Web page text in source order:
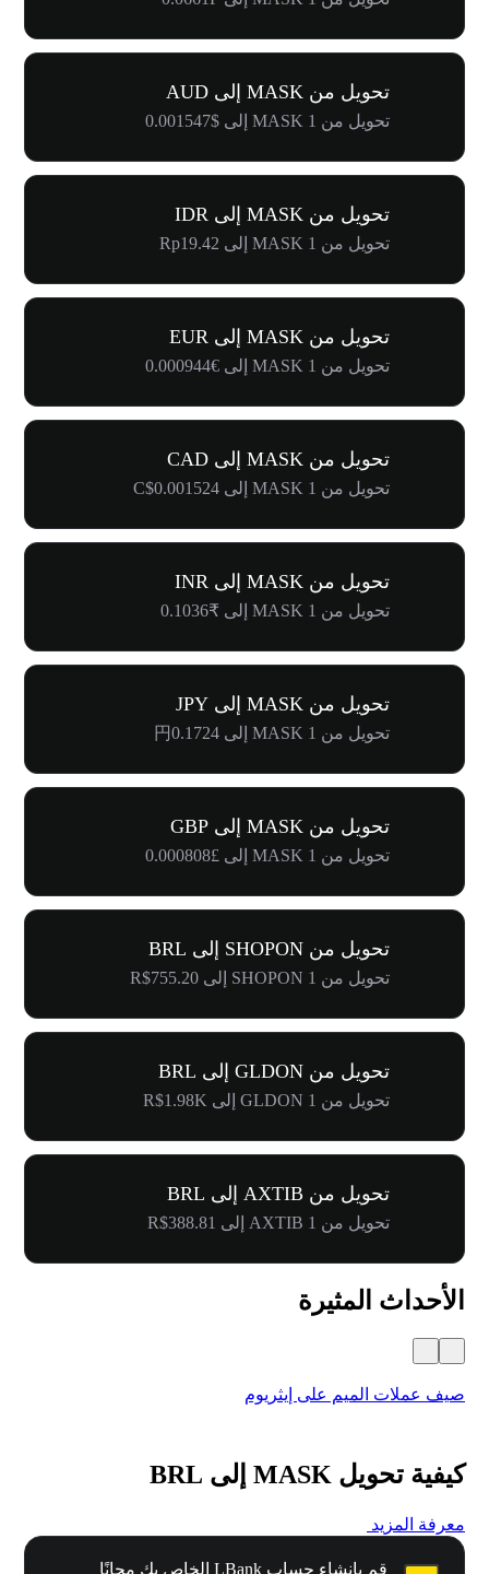
تحويل من MASK إلى AUD
تحويل من 1 MASK إلى $0.001547
تحويل من MASK إلى IDR
تحويل من 1 MASK إلى Rp19.42
تحويل من MASK إلى EUR
تحويل من 1 MASK إلى €0.000944
تحويل من MASK إلى CAD
تحويل من 1 MASK إلى C$0.001524
تحويل من MASK إلى INR
تحويل من 1 MASK إلى ₹0.1036
تحويل من MASK إلى JPY
تحويل من 1 MASK إلى 円0.1724
تحويل من MASK إلى GBP
تحويل من 1 MASK إلى £0.000808
تحويل من SHOPON إلى BRL
تحويل من 1 SHOPON إلى R$755.20
تحويل من GLDON إلى BRL
تحويل من 1 GLDON إلى R$1.98K
تحويل من AXTIB إلى BRL
تحويل من 1 AXTIB إلى R$388.81
الأحداث المثيرة
صيف عملات الميم على إيثريوم
كيفية تحويل MASK إلى BRL
معرفة المزيد
قم بإنشاء حساب LBank الخاص بك مجانًا